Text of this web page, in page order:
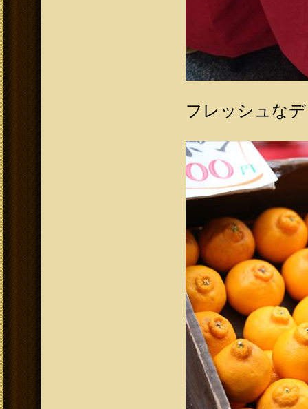
フレッシュな